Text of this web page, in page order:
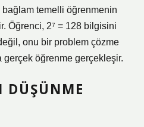
bağlam temelli öğrenmenin
Öğrenci, 2⁷ = 128 bilgisini
onu bir problem çözme
gerçek öğrenme gerçekleşir.
DÜŞÜNME